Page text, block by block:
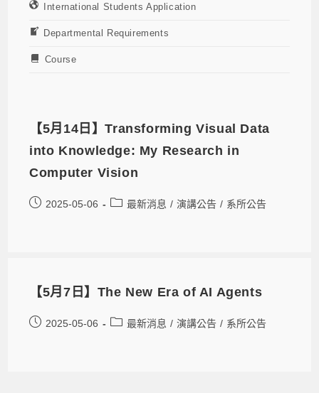
International Students Application
Departmental Requirements
Course
【5月14日】Transforming Visual Data
into Knowledge: My Research in
Computer Vision
2025-05-06 最新消息 / 演講公告 / 系所公告
【5月7日】The New Era of AI Agents
2025-05-06 最新消息 / 演講公告 / 系所公告